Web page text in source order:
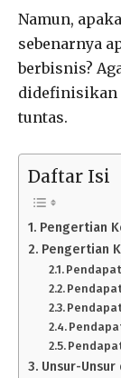
Namun,
sebenarnya
berbisnis?
didefinisikan
tuntas.
Daftar Isi
Pengertian
Pengertian
Unsur-